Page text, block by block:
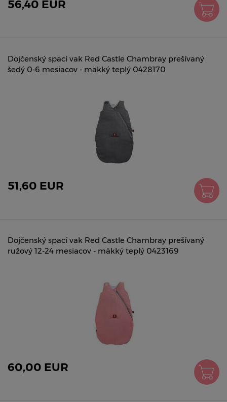
56,40 EUR
Dojčenský spací vak Red Castle Chambray prešívaný
šedý 0-6 mesiacov - mäkký teplý 0428170
51,60 EUR
Dojčenský spací vak Red Castle Chambray prešívaný
ružový 12-24 mesiacov - mäkký teplý 0423169
60,00 EUR